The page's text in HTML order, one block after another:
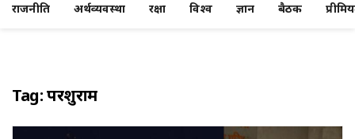
राजनीति अर्थव्यवस्था रक्षा विश्व ज्ञान बैठक
Tag:परशुराम